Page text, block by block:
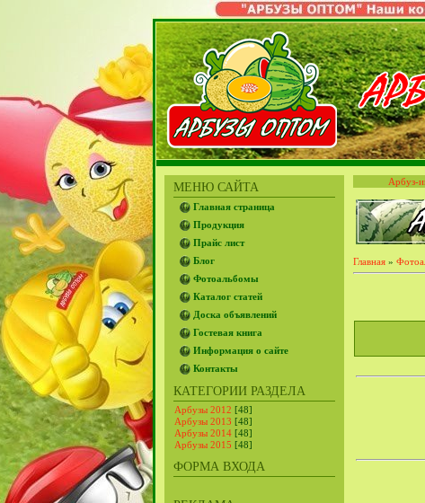
МЕНЮ САЙТА
Главная страница
Продукция
Прайс лист
Блог
Фотоальбомы
Каталог статей
Доска объявлений
Гостевая книга
Информация о сайте
Контакты
КАТЕГОРИИ РАЗДЕЛА
Арбузы 2012 [48]
Арбузы 2013 [48]
Арбузы 2014 [48]
Арбузы 2015 [48]
ФОРМА ВХОДА
Арбуз-
Главная »